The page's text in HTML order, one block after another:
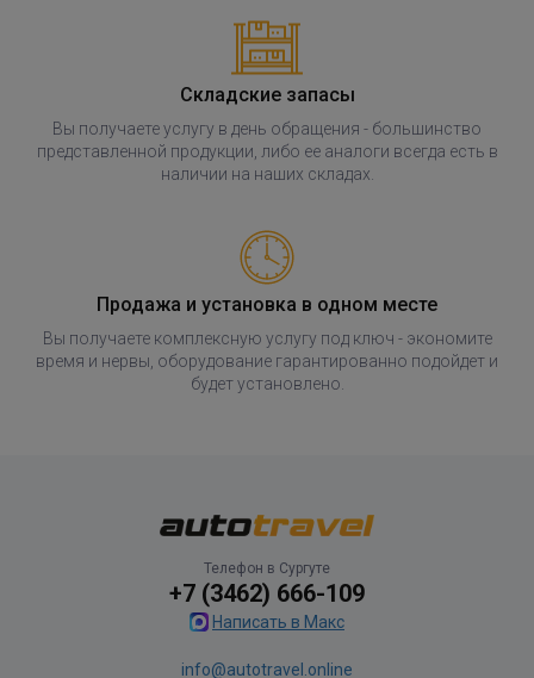
Складские запасы
Вы получаете услугу в день обращения - большинство
представленной продукции, либо ее аналоги всегда есть в
наличии на наших складах.
Продажа и установка в одном месте
Вы получаете комплексную услугу под ключ - экономите
время и нервы, оборудование гарантированно подойдет и
будет установлено.
Телефон в Сургуте
+7 (3462) 666-109
Написать в Макс
info@autotravel.online